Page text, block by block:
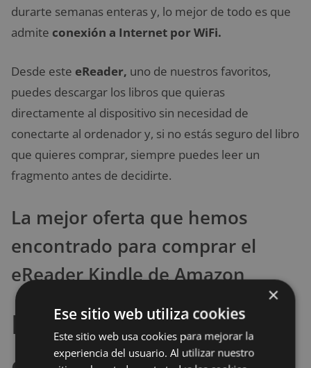
durarte semanas enteras y, lo mejor de todo es que
admite conexión a Internet por WiFi.
Desde este eReader, uno de nuestros favoritos,
puedes descargar los libros que quieras
directamente al dispositivo sin necesidad de
conectarte al ordenador y, si no estás seguro del libro
que quieres comprar, siempre puedes leer un
fragmento antes de decidirte.
La mejor oferta que hemos
encontrado para comprar el
eReader Kindle de Amazon
Kindle Paper White:
×
Ese sitio web utiliza cookies
Este sitio web usa cookies para mejorar la
experiencia del usuario. Al utilizar nuestro